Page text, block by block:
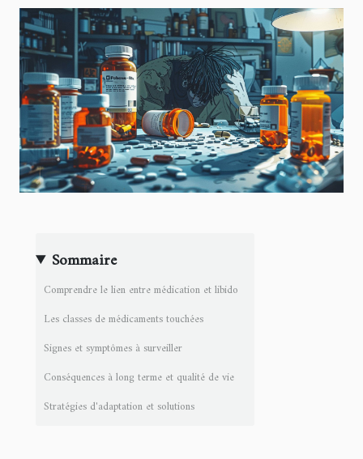
Sommaire
Comprendre le lien entre médication et libido
Les classes de médicaments touchées
Signes et symptômes à surveiller
Conséquences à long terme et qualité de vie
Stratégies d'adaptation et solutions